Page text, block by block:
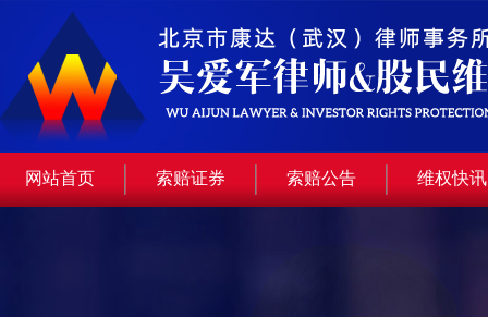
网站首页 索赔证券 索赔公告 维权快讯